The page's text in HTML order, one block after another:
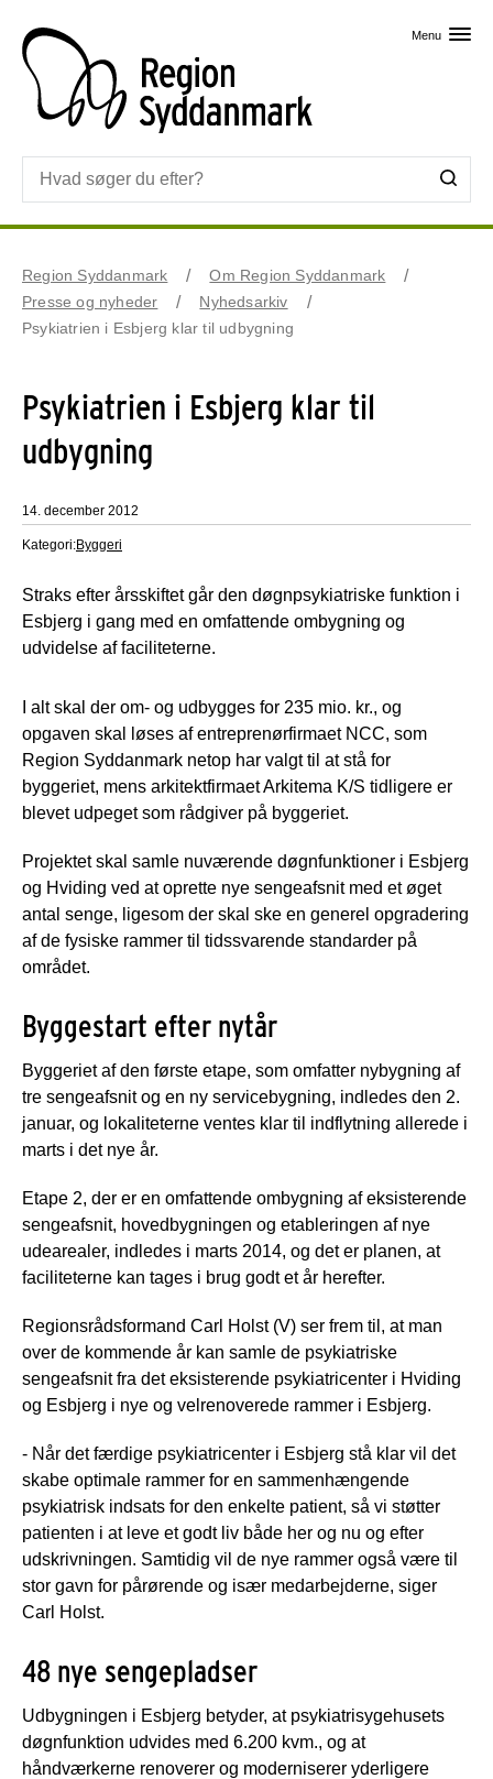
Menu
Region Syddanmark
Om Region Syddanmark
Presse og nyheder
Nyhedsarkiv
Psykiatrien i Esbjerg klar til udbygning
Psykiatrien i Esbjerg klar til
udbygning
14. december 2012
Kategori:Byggeri
Straks efter årsskiftet går den døgnpsykiatriske funktion i
Esbjerg i gang med en omfattende ombygning og
udvidelse af faciliteterne.
I alt skal der om- og udbygges for 235 mio. kr., og
opgaven skal løses af entreprenørfirmaet NCC, som
Region Syddanmark netop har valgt til at stå for
byggeriet, mens arkitektfirmaet Arkitema K/S tidligere er
blevet udpeget som rådgiver på byggeriet.
Projektet skal samle nuværende døgnfunktioner i Esbjerg
og Hviding ved at oprette nye sengeafsnit med et øget
antal senge, ligesom der skal ske en generel opgradering
af de fysiske rammer til tidssvarende standarder på
området.
Byggestart efter nytår
Byggeriet af den første etape, som omfatter nybygning af
tre sengeafsnit og en ny servicebygning, indledes den 2.
januar, og lokaliteterne ventes klar til indflytning allerede i
marts i det nye år.
Etape 2, der er en omfattende ombygning af eksisterende
sengeafsnit, hovedbygningen og etableringen af nye
udearealer, indledes i marts 2014, og det er planen, at
faciliteterne kan tages i brug godt et år herefter.
Regionsrådsformand Carl Holst (V) ser frem til, at man
over de kommende år kan samle de psykiatriske
sengeafsnit fra det eksisterende psykiatricenter i Hviding
og Esbjerg i nye og velrenoverede rammer i Esbjerg.
- Når det færdige psykiatricenter i Esbjerg stå klar vil det
skabe optimale rammer for en sammenhængende
psykiatrisk indsats for den enkelte patient, så vi støtter
patienten i at leve et godt liv både her og nu og efter
udskrivningen. Samtidig vil de nye rammer også være til
stor gavn for pårørende og især medarbejderne, siger
Carl Holst.
48 nye sengepladser
Udbygningen i Esbjerg betyder, at psykiatrisygehusets
døgnfunktion udvides med 6.200 kvm., og at
håndværkerne renoverer og moderniserer yderligere